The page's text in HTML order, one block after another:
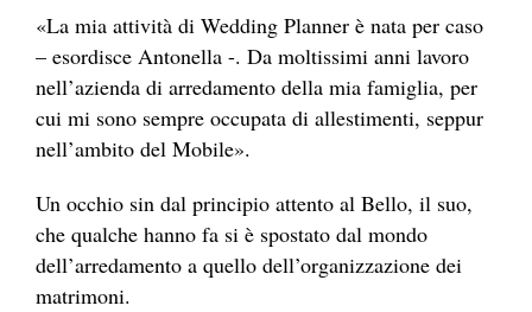
«La mia attività di Wedding Planner è nata per caso
– esordisce Antonella -. Da moltissimi anni lavoro
nell’azienda di arredamento della mia famiglia, per
cui mi sono sempre occupata di allestimenti, seppur
nell’ambito del Mobile».
Un occhio sin dal principio attento al Bello, il suo,
che qualche hanno fa si è spostato dal mondo
dell’arredamento a quello dell’organizzazione dei
matrimoni.